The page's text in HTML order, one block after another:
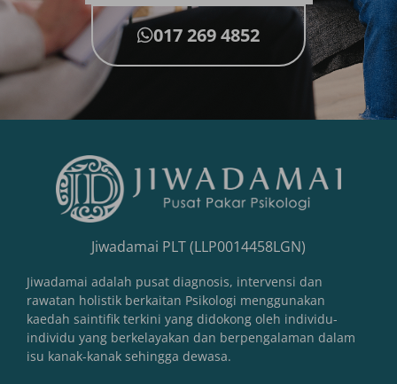
017 269 4852
Jiwadamai PLT (LLP0014458LGN)
Jiwadamai adalah pusat diagnosis, intervensi dan
rawatan holistik berkaitan Psikologi menggunakan
kaedah saintifik terkini yang didokong oleh individu-
individu yang berkelayakan dan berpengalaman dalam
isu kanak-kanak sehingga dewasa.